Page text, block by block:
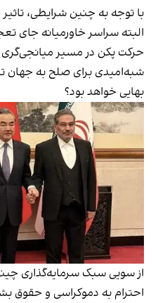
با توجه به چنین شرایطی،
البته سراسر خاورمیانه جای
حرکت پکن در مسیر میانجی‌گری
شبه‌امیدی برای صلح به جهان
بهایی خواهد بود؟
از سویی سبک سرمایه‌گذاری
احترام به دموکراسی و حقوق